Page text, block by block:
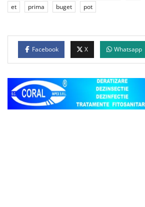
et
prima buget pot
Facebook X Whatsapp